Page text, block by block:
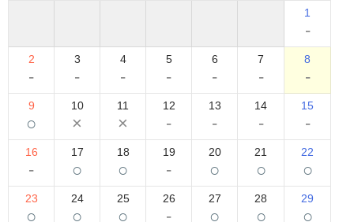
1
-
2
-
3
-
4
-
5
-
6
-
7
-
8
-
9
○
10
×
11
×
12
-
13
-
14
-
15
-
16
-
17
○
18
○
19
-
20
○
21
○
22
○
23
○
24
○
25
○
26
-
27
○
28
○
29
○